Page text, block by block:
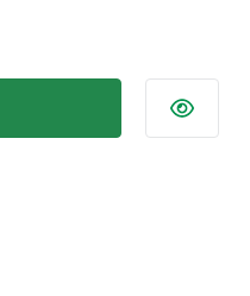
i ojačajte pluća
opstruktivne
infekcija,
i ubrzavajući